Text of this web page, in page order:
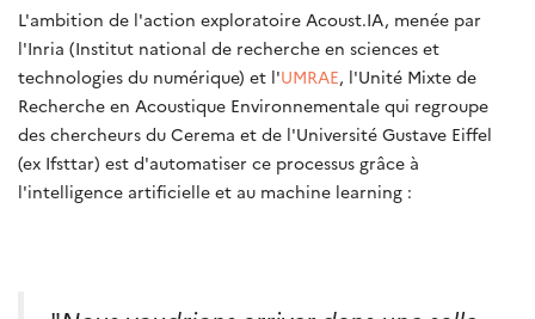
L'ambition de l'action exploratoire Acoust.IA, menée par
l'Inria (Institut national de recherche en sciences et
technologies du numérique) et l'UMRAE, l'Unité Mixte de
Recherche en Acoustique Environnementale qui regroupe
des chercheurs du Cerema et de l'Université Gustave Eiffel
(ex Ifsttar) est d'automatiser ce processus grâce à
l'intelligence artificielle et au machine learning :